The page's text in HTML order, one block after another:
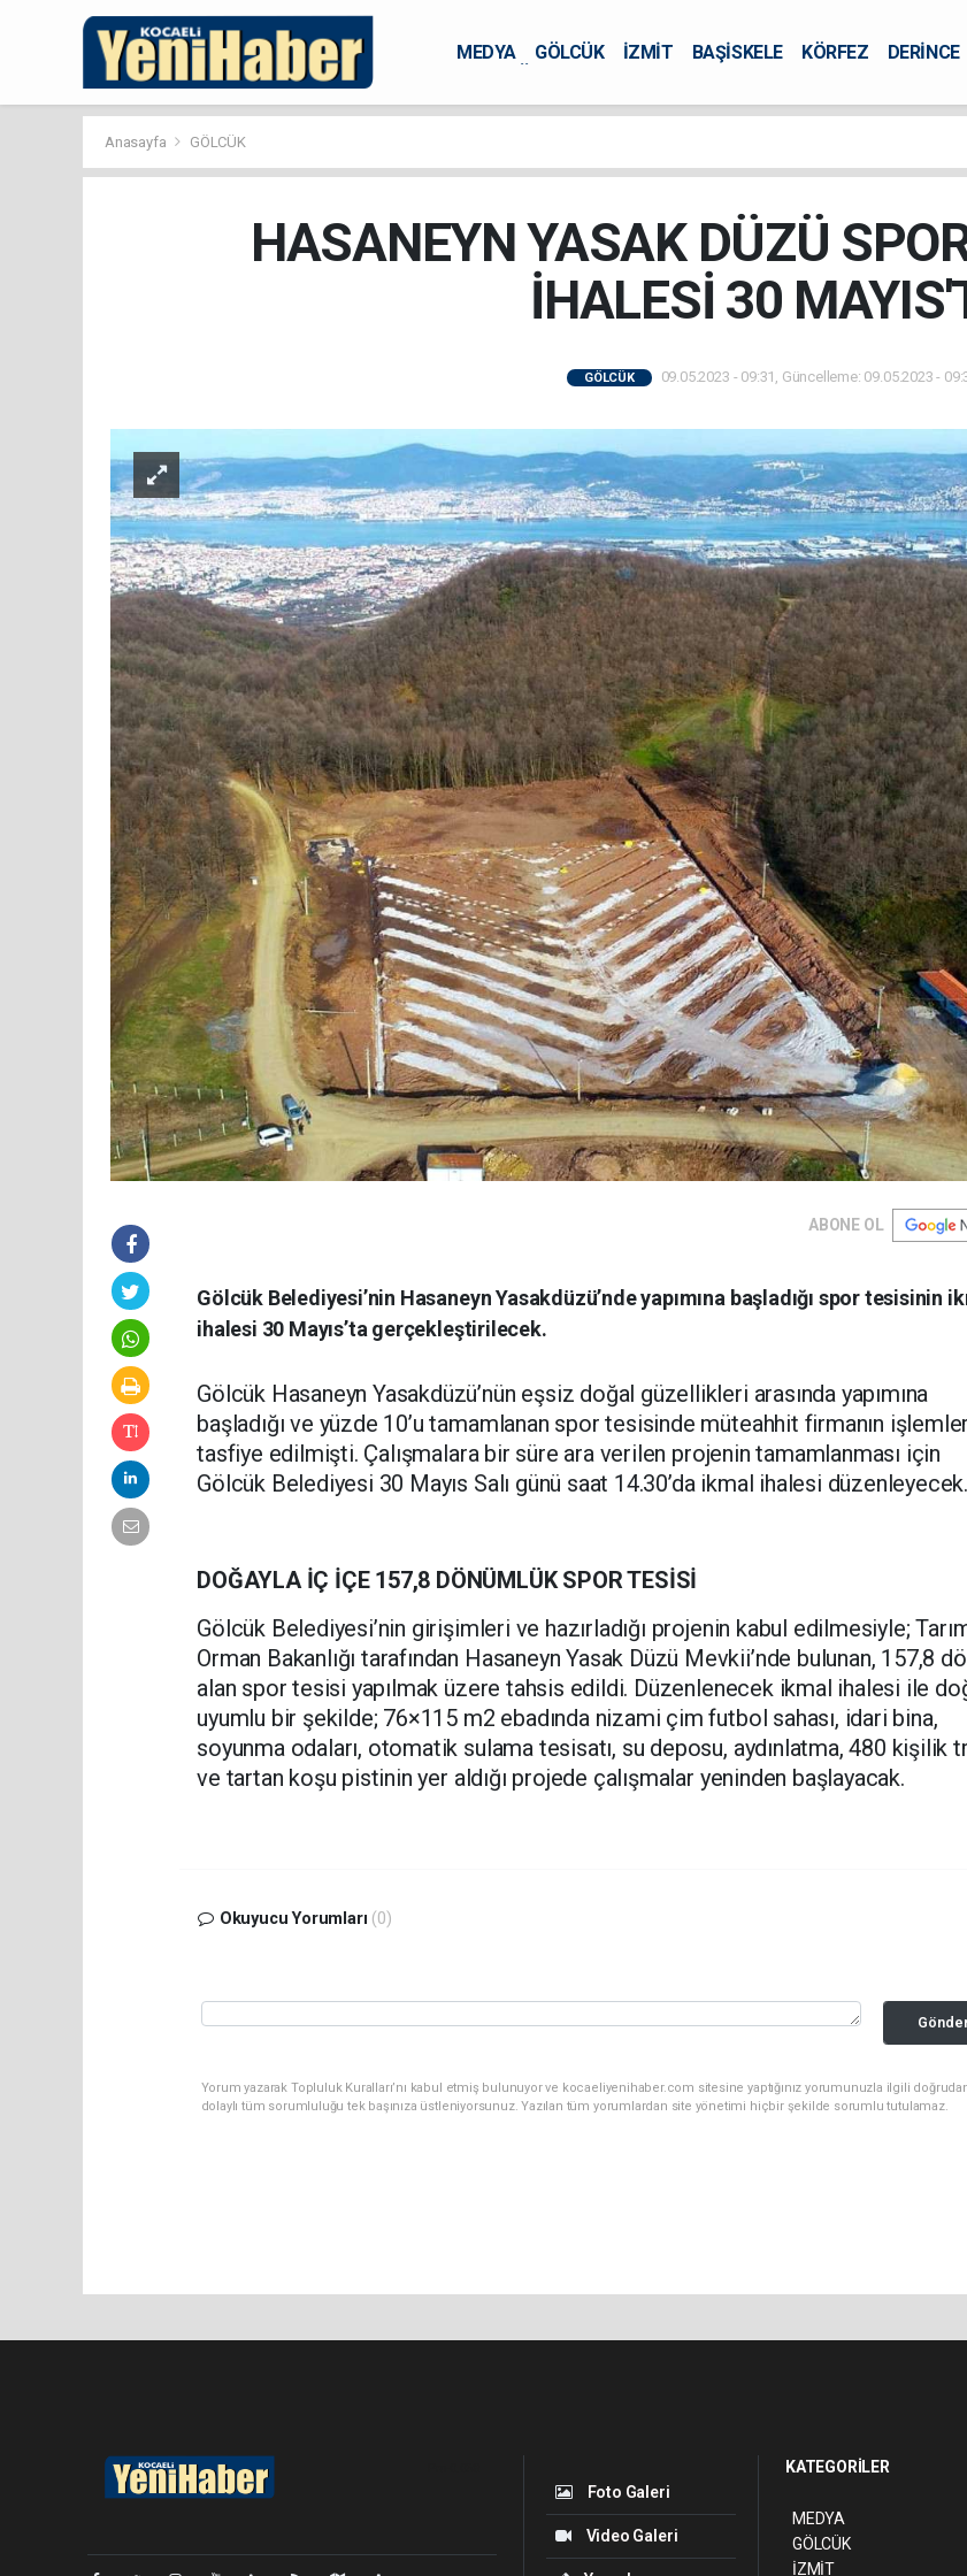
MEDYA GÖLCÜK İZMİT BAŞİSKELE KÖRFEZ DERİNCE
Anasayfa GÖLCÜK
HASANEYN YASAK DÜZÜ
İHALESİ 30
GÖLCÜK 09.05.2023 - 09:31, Güncelleme: 09.05.2023 -
ABONE OL
Gölcük Belediyesi’nin Hasaneyn Yasakdüzü’nde yapımına başladığı spor tesisinin
ihalesi 30 Mayıs’ta gerçekleştirilecek.
Gölcük Hasaneyn Yasakdüzü’nün eşsiz doğal güzellikleri arasında yapımına
başladığı ve yüzde 10’u tamamlanan spor tesisinde müteahhit firmanın
tasfiye edilmişti. Çalışmalara bir süre ara verilen projenin tamamlanması için
Gölcük Belediyesi 30 Mayıs Salı günü saat 14.30’da ikmal ihalesi düzenleyecek.
DOĞAYLA İÇ İÇE 157,8 DÖNÜMLÜK SPOR TESİSİ
Gölcük Belediyesi’nin girişimleri ve hazırladığı projenin kabul edilmesiyle;
Orman Bakanlığı tarafından Hasaneyn Yasak Düzü Mevkii’nde bulunan, 157,8
alan spor tesisi yapılmak üzere tahsis edildi. Düzenlenecek ikmal ihalesi ile
uyumlu bir şekilde; 76×115 m2 ebadında nizami çim futbol sahası, idari bina,
soyunma odaları, otomatik sulama tesisatı, su deposu, aydınlatma, 480 kişilik
ve tartan koşu pistinin yer aldığı projede çalışmalar yeninden başlayacak.
Okuyucu Yorumları (0)
Yorum yazarak Topluluk Kuralları’nı kabul etmiş bulunuyor ve kocaeliyenihaber.com sitesine yaptığınız yorumunuzla ilgili
dolaylı tüm sorumluluğu tek başınıza üstleniyorsunuz. Yazılan tüm yorumlardan site yönetimi hiçbir şekilde sorumlu tutulamaz.
Foto Galeri
Video Galeri
KATEGORİLER
MEDYA
GÖLCÜK
İZMİT